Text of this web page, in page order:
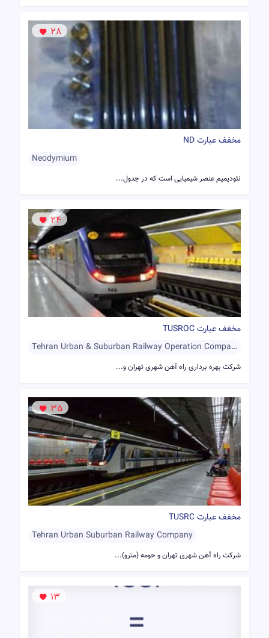
28
مخفف عبارت ND
Neodymium
نئودیمیم عنصر شیمیایی است که در جدول...
24
مخفف عبارت TUSROC
Tehran Urban & Suburban Railway Operation Company
شرکت بهره برداری راه آهن شهری تهران و...
35
مخفف عبارت TUSRC
Tehran Urban Suburban Railway Company
شرکت راه آهن شهری تهران و حومه (مترو)...
13